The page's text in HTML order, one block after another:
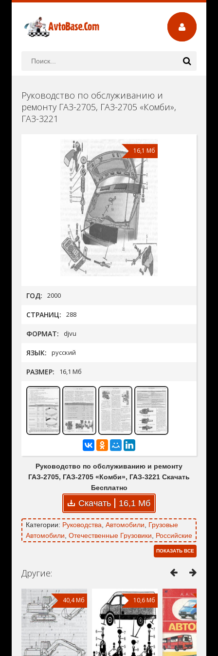
Руководство по обслуживанию и
ремонту ГАЗ-2705, ГАЗ-2705 «Комби»,
ГАЗ-3221
16,1 Мб
ГОД: 2000
СТРАНИЦ: 288
ФОРМАТ: djvu
ЯЗЫК: русский
РАЗМЕР: 16,1 Мб
Руководство по обслуживанию и ремонту
ГАЗ-2705, ГАЗ-2705 «Комби», ГАЗ-3221 Скачать
Бесплатно
Скачать 16,1 Мб
Категории: Руководства, Автомобили, Грузовые
Автомобили, Отечественные Грузовики, Российские
ГаЗ,
ПОКАЗАТЬ ВСЕ
Другие:
40,4 Мб 10,6 Мб